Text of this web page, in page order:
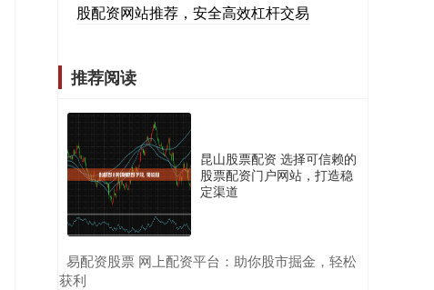
股配资网站推荐，安全高效杠杆交易
推荐阅读
昆山股票配资 选择可信赖的
股票配资门户网站，打造稳
定渠道
​易配资股票 网上配资平台：助你股市掘金，轻松
获利